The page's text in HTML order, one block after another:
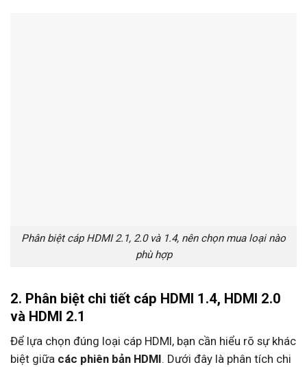
Phân biệt cáp HDMI 2.1, 2.0 và 1.4, nên chọn mua loại nào
phù hợp
2. Phân biệt chi tiết cáp HDMI 1.4, HDMI 2.0
và HDMI 2.1
Để lựa chọn đúng loại cáp HDMI, bạn cần hiểu rõ sự khác
biệt giữa các phiên bản HDMI. Dưới đây là phân tích chi